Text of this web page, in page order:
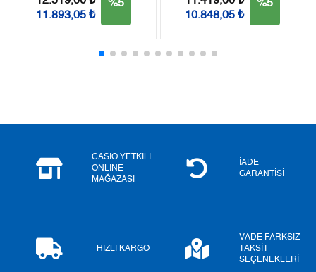
4.532,02 ₺ 13.596,06 ₺
2.407,48 ₺
2.107,49 ₺ 14.752,43 ₺
15.406,74 ₺
11.893,05 ₺
%5
10.848,05 ₺
%5
CASIO YETKİLİ
ONLINE
MAĞAZASI
İADE
GARANTİSİ
HIZLI KARGO
VADE FARKSIZ
TAKSİT
SEÇENEKLERİ